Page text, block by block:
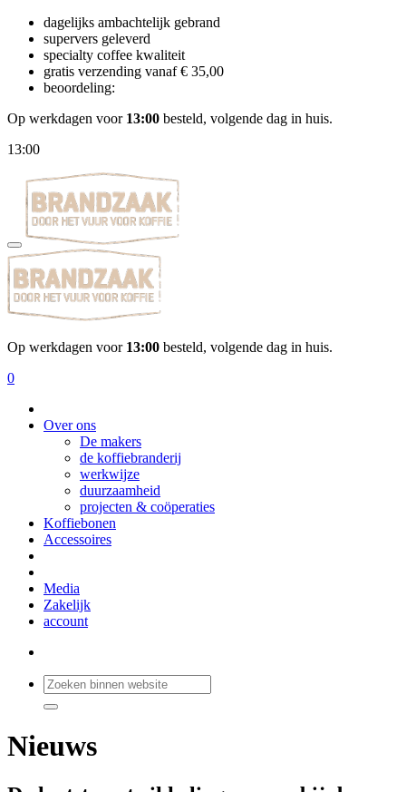
dagelijks ambachtelijk gebrand
supervers geleverd
specialty coffee kwaliteit
gratis verzending vanaf € 35,00
beoordeling:
Op werkdagen voor 13:00 besteld, volgende dag in huis.
13:00
Op werkdagen voor 13:00 besteld, volgende dag in huis.
0
Over ons
De makers
de koffiebranderij
werkwijze
duurzaamheid
projecten & coöperaties
Koffiebonen
Accessoires
Media
Zakelijk
account
Nieuws